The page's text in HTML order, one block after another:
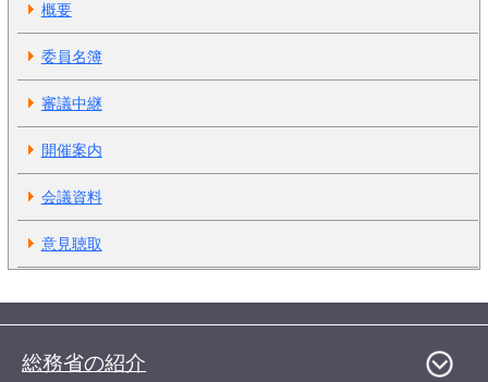
概要
委員名簿
審議中継
開催案内
会議資料
意見聴取
総務省の紹介